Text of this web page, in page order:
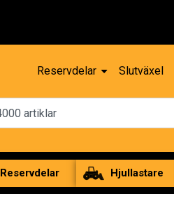
Reservdelar Slutväxel
Reservdelar Hjullastare